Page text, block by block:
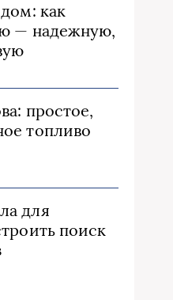
как
— надежную,
простое,
топливо
для
поиск